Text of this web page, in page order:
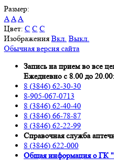
Размер:
AAA
Цвет: C C C
Изображения Вкл. Выкл.
Обычная версия сайта
Запись на прием во все
Ежедневно с 8.00 до 20.00:
8 (3846) 62-30-30
8-905-067-0713
8 (3846) 62-40-40
8 (3846) 66-78-87
8 (3846) 62-22-99
Справочная служба
8 (3846) 622-000
Oбщая информация о ГК